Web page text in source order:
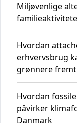
Miljøvenlige
Hvordan
erhvervsbrug
grønnere
Hvordan
påvirker
Danmark